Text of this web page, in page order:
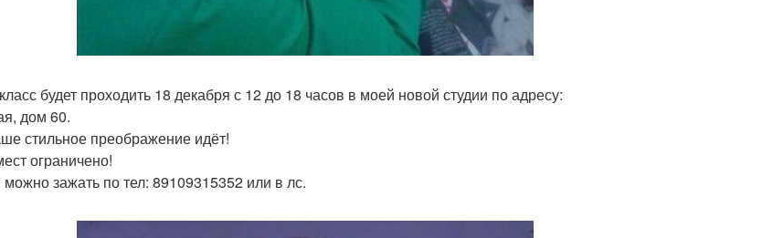
будет проходить 18 декабря с 12 до 18 часов в моей новой студии по адресу:
дом 60.
стильное преображение идёт!
ограничено!
зажать по тел: 89109315352 или в лс.